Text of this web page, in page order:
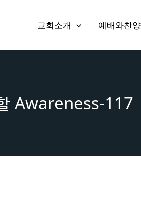
교회소개 예배와찬양
Awareness-117